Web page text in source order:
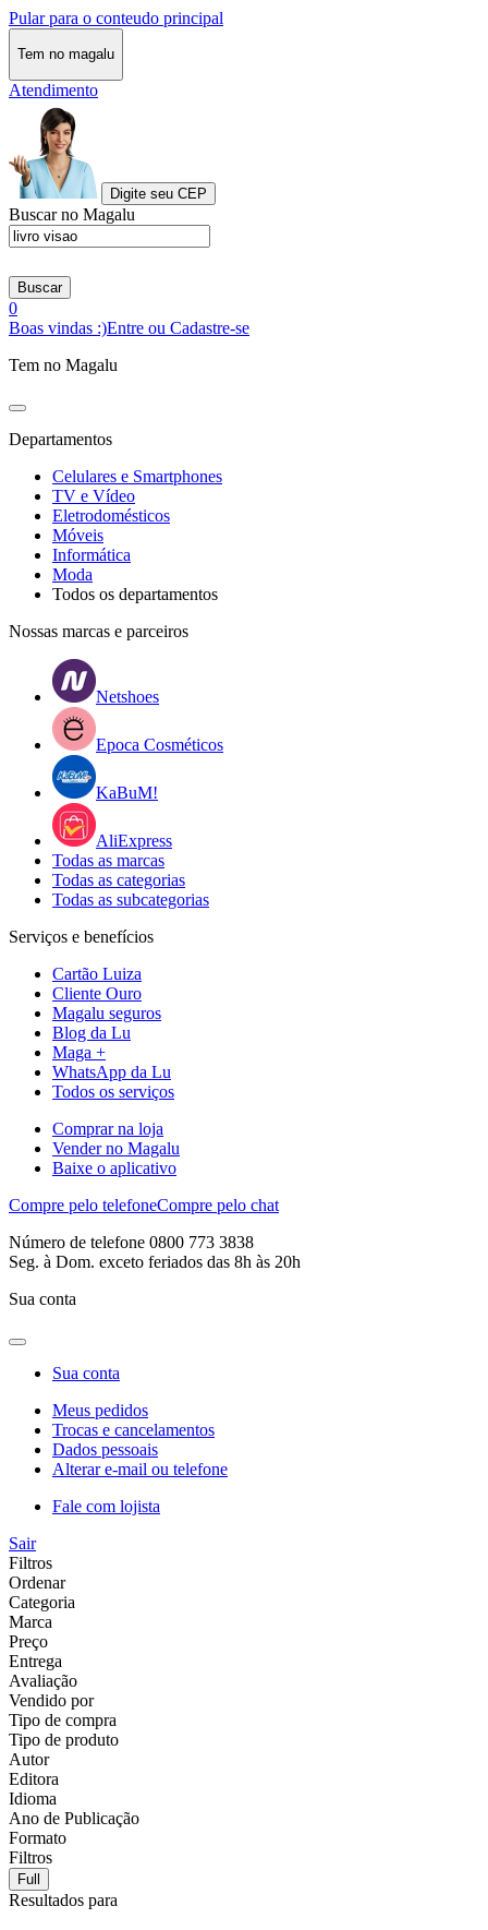
Pular para o conteudo principal
Tem no magalu
Atendimento
Digite seu CEP
Buscar no Magalu
Buscar
0
Boas vindas :)Entre ou Cadastre-se
Tem no Magalu
Departamentos
Celulares e Smartphones
TV e Vídeo
Eletrodomésticos
Móveis
Informática
Moda
Todos os departamentos
Nossas marcas e parceiros
Netshoes
Epoca Cosméticos
KaBuM!
AliExpress
Todas as marcas
Todas as categorias
Todas as subcategorias
Serviços e benefícios
Cartão Luiza
Cliente Ouro
Magalu seguros
Blog da Lu
Maga +
WhatsApp da Lu
Todos os serviços
Comprar na loja
Vender no Magalu
Baixe o aplicativo
Compre pelo telefoneCompre pelo chat
Número de telefone 0800 773 3838
Seg. à Dom. exceto feriados das 8h às 20h
Sua conta
Sua conta
Meus pedidos
Trocas e cancelamentos
Dados pessoais
Alterar e-mail ou telefone
Fale com lojista
Sair
Filtros
Ordenar
Categoria
Marca
Preço
Entrega
Avaliação
Vendido por
Tipo de compra
Tipo de produto
Autor
Editora
Idioma
Ano de Publicação
Formato
Filtros
Full
Resultados para